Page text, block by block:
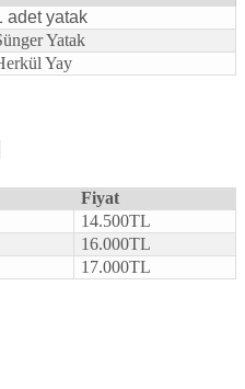
adet yatak
Yatak
Yay
Fiyat
14.500TL
16.000TL
17.000TL